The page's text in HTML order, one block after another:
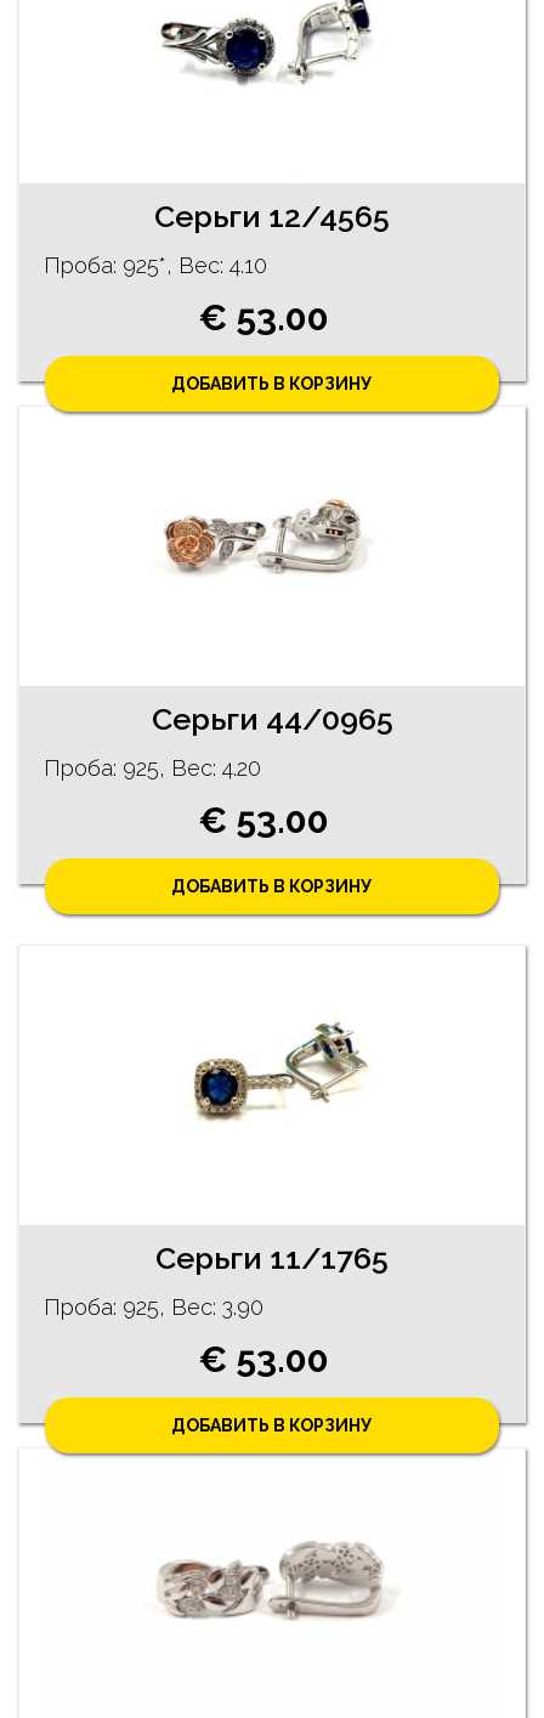
Cерьги 12/4565
Проба: 925*, Bес: 4.10
€ 53.00
ДОБАВИТЬ В КОРЗИНУ
Серьги 44/0965
Проба: 925, Bес: 4.20
€ 53.00
ДОБАВИТЬ В КОРЗИНУ
Cерьги 11/1765
Проба: 925, Bес: 3.90
€ 53.00
ДОБАВИТЬ В КОРЗИНУ